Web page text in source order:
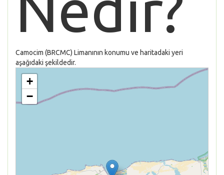
Camocim (BRCMC) Limanının konumu ve haritadaki yeri
aşağıdaki şekildedir.
+
−